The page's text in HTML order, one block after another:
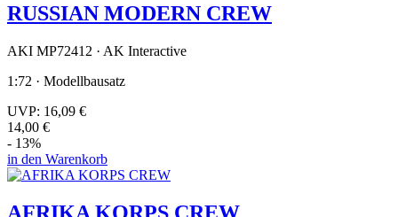
RUSSIAN MODERN CREW
AKI MP72412 · AK Interactive
1:72 · Modellbausatz
UVP: 16,09 €
14,00 €
- 13%
in den Warenkorb
AFRIKA KORPS CREW